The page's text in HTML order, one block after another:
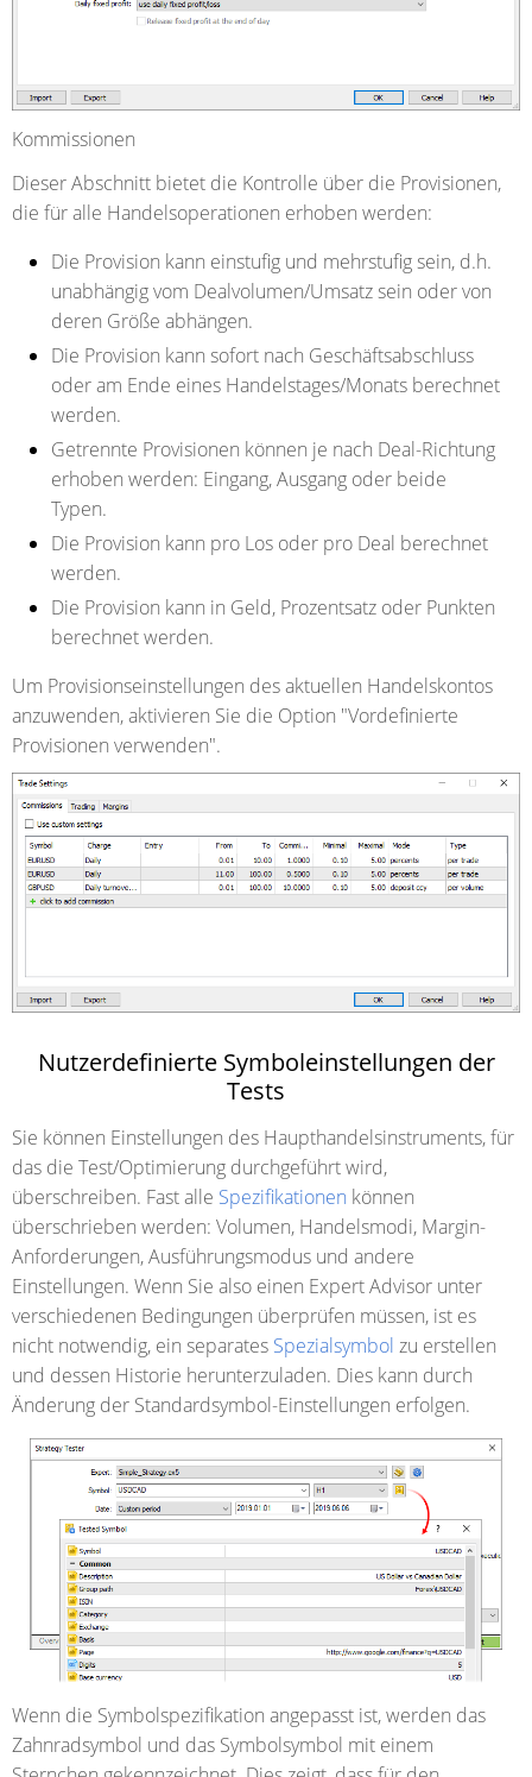
Kommissionen
Dieser Abschnitt bietet die Kontrolle über die Provisionen,
die für alle Handelsoperationen erhoben werden:
Die Provision kann einstufig und mehrstufig sein, d.h.
unabhängig vom Dealvolumen/Umsatz sein oder von
deren Größe abhängen.
Die Provision kann sofort nach Geschäftsabschluss
oder am Ende eines Handelstages/Monats berechnet
werden.
Getrennte Provisionen können je nach Deal-Richtung
erhoben werden: Eingang, Ausgang oder beide
Typen.
Die Provision kann pro Los oder pro Deal berechnet
werden.
Die Provision kann in Geld, Prozentsatz oder Punkten
berechnet werden.
Um Provisionseinstellungen des aktuellen Handelskontos
anzuwenden, aktivieren Sie die Option "Vordefinierte
Provisionen verwenden".
Nutzerdefinierte Symboleinstellungen der
Tests
Sie können Einstellungen des Haupthandelsinstruments, für
das die Test/Optimierung durchgeführt wird,
überschreiben. Fast alle Spezifikationen können
überschrieben werden: Volumen, Handelsmodi, Margin-
Anforderungen, Ausführungsmodus und andere
Einstellungen. Wenn Sie also einen Expert Advisor unter
verschiedenen Bedingungen überprüfen müssen, ist es
nicht notwendig, ein separates Spezialsymbol zu erstellen
und dessen Historie herunterzuladen. Dies kann durch
Änderung der Standardsymbol-Einstellungen erfolgen.
Wenn die Symbolspezifikation angepasst ist, werden das
Zahnradsymbol und das Symbolsymbol mit einem